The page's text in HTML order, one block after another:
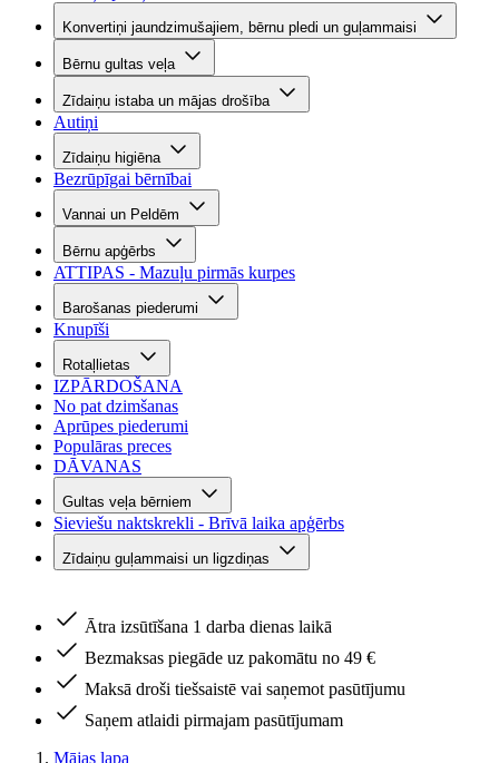
Konvertiņi jaundzimušajiem, bērnu pledi un guļammaisi
Bērnu gultas veļa
Zīdaiņu istaba un mājas drošība
Autiņi
Zīdaiņu higiēna
Bezrūpīgai bērnībai
Vannai un Peldēm
Bērnu apģērbs
ATTIPAS - Mazuļu pirmās kurpes
Barošanas piederumi
Knupīši
Rotaļlietas
IZPĀRDOŠANA
No pat dzimšanas
Aprūpes piederumi
Populāras preces
DĀVANAS
Gultas veļa bērniem
Sieviešu naktskrekli - Brīvā laika apģērbs
Zīdaiņu guļammaisi un ligzdiņas
Ātra izsūtīšana 1 darba dienas laikā
Bezmaksas piegāde uz pakomātu no 49 €
Maksā droši tiešsaistē vai saņemot pasūtījumu
Saņem atlaidi pirmajam pasūtījumam
Mājas lapa